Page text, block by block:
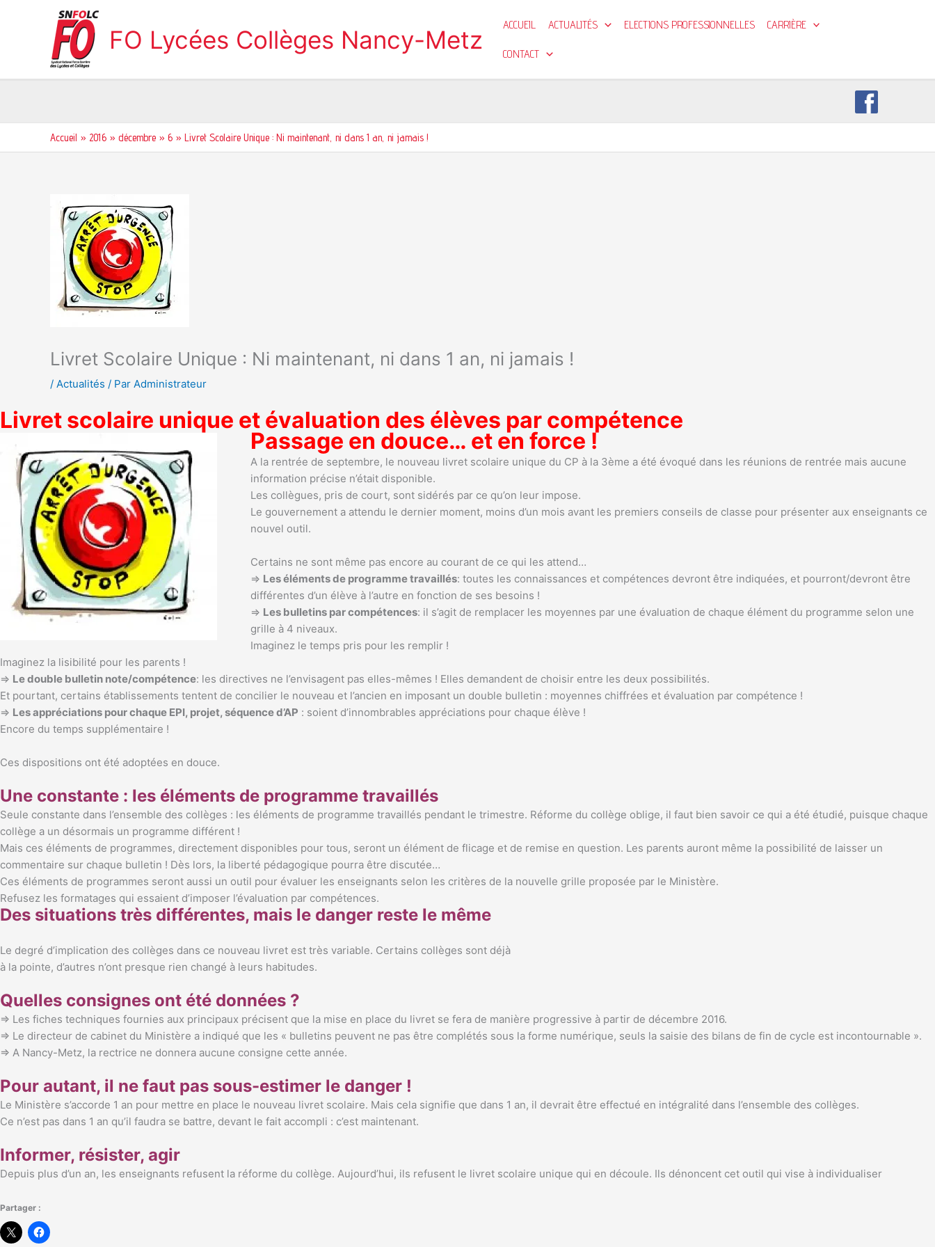
FO Lycées Collèges Nancy-Metz
ACCUEIL ACTUALITÉS ELECTIONS PROFESSIONNELLES CARRIÈRE
CONTACT
Accueil 2016 décembre 6 Livret Scolaire Unique : Ni maintenant, ni dans 1 an, ni jamais !
Livret Scolaire Unique : Ni maintenant, ni dans 1 an, ni jamais !
/ Actualités / Par Administrateur
Livret scolaire unique et évaluation des élèves par compétence
Passage en douce… et en force !
A la rentrée de septembre, le nouveau livret scolaire unique du CP à la 3ème a été évoqué dans les réunions de rentrée mais aucune
information précise n’était disponible.
Les collègues, pris de court, sont sidérés par ce qu’on leur impose.
Le gouvernement a attendu le dernier moment, moins d’un mois avant les premiers conseils de classe pour présenter aux enseignants ce
nouvel outil.
Certains ne sont même pas encore au courant de ce qui les attend…
⇒ Les éléments de programme travaillés: toutes les connaissances et compétences devront être indiquées, et pourront/devront être
différentes d’un élève à l’autre en fonction de ses besoins !
⇒ Les bulletins par compétences: il s’agit de remplacer les moyennes par une évaluation de chaque élément du programme selon une
grille à 4 niveaux.
Imaginez le temps pris pour les remplir !
Imaginez la lisibilité pour les parents !
⇒ Le double bulletin note/compétence: les directives ne l’envisagent pas elles-mêmes ! Elles demandent de choisir entre les deux possibilités.
Et pourtant, certains établissements tentent de concilier le nouveau et l’ancien en imposant un double bulletin : moyennes chiffrées et évaluation par compétence !
⇒ Les appréciations pour chaque EPI, projet, séquence d’AP : soient d’innombrables appréciations pour chaque élève !
Encore du temps supplémentaire !
Ces dispositions ont été adoptées en douce.
Une constante : les éléments de programme travaillés
Seule constante dans l’ensemble des collèges : les éléments de programme travaillés pendant le trimestre. Réforme du collège oblige, il faut bien savoir ce qui a été étudié, puisque chaque
collège a un désormais un programme différent !
Mais ces éléments de programmes, directement disponibles pour tous, seront un élément de flicage et de remise en question. Les parents auront même la possibilité de laisser un
commentaire sur chaque bulletin ! Dès lors, la liberté pédagogique pourra être discutée…
Ces éléments de programmes seront aussi un outil pour évaluer les enseignants selon les critères de la nouvelle grille proposée par le Ministère.
Refusez les formatages qui essaient d’imposer l’évaluation par compétences.
Des situations très différentes, mais le danger reste le même
Le degré d’implication des collèges dans ce nouveau livret est très variable. Certains collèges sont déjà
à la pointe, d’autres n’ont presque rien changé à leurs habitudes.
Quelles consignes ont été données ?
⇒ Les fiches techniques fournies aux principaux précisent que la mise en place du livret se fera de manière progressive à partir de décembre 2016.
⇒ Le directeur de cabinet du Ministère a indiqué que les « bulletins peuvent ne pas être complétés sous la forme numérique, seuls la saisie des bilans de fin de cycle est incontournable ».
⇒ A Nancy-Metz, la rectrice ne donnera aucune consigne cette année.
Pour autant, il ne faut pas sous-estimer le danger !
Le Ministère s’accorde 1 an pour mettre en place le nouveau livret scolaire. Mais cela signifie que dans 1 an, il devrait être effectué en intégralité dans l’ensemble des collèges.
Ce n’est pas dans 1 an qu’il faudra se battre, devant le fait accompli : c’est maintenant.
Informer, résister, agir
Depuis plus d’un an, les enseignants refusent la réforme du collège. Aujourd’hui, ils refusent le livret scolaire unique qui en découle. Ils dénoncent cet outil qui vise à individualiser
Partager :